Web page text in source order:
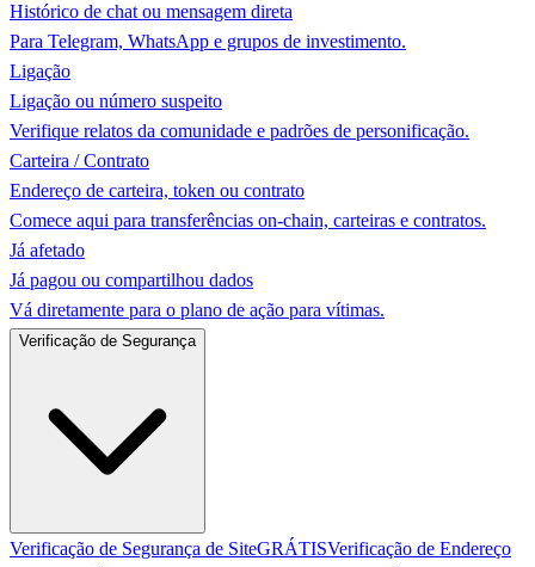
Histórico de chat ou mensagem direta
Para Telegram, WhatsApp e grupos de investimento.
Ligação
Ligação ou número suspeito
Verifique relatos da comunidade e padrões de personificação.
Carteira / Contrato
Endereço de carteira, token ou contrato
Comece aqui para transferências on-chain, carteiras e contratos.
Já afetado
Já pagou ou compartilhou dados
Vá diretamente para o plano de ação para vítimas.
Verificação de Segurança
Verificação de Segurança de SiteGRÁTISVerificação de Endereço